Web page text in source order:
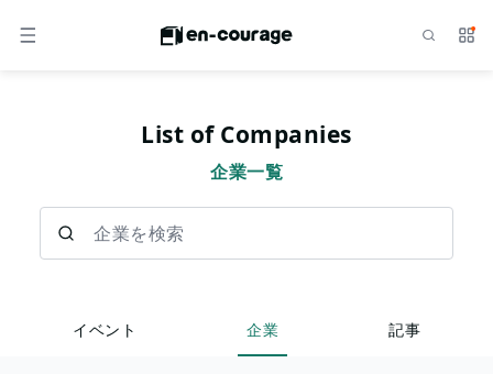
メニュー サ
List of Companies
企業一覧
イベント 企業 記事